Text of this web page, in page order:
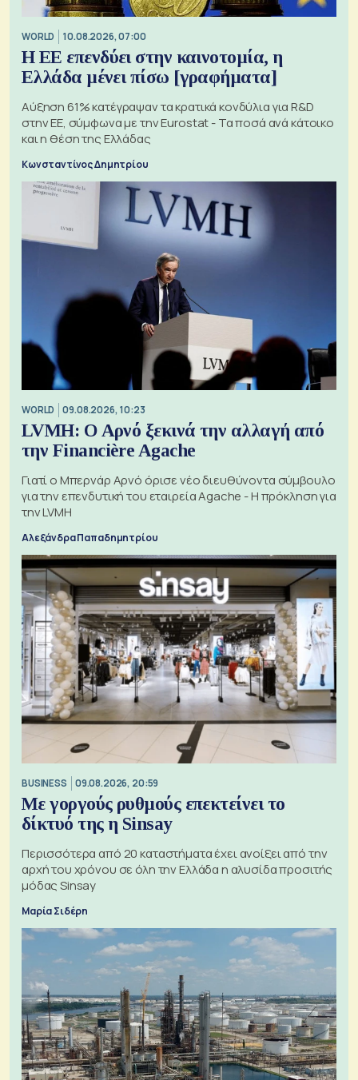
WORLD 10.08.2026, 07:00
Η ΕΕ επενδύει στην καινοτομία, η
Ελλάδα μένει πίσω [γραφήματα]
Αύξηση 61% κατέγραψαν τα κρατικά κονδύλια για R&D
στην ΕΕ, σύμφωνα με την Eurostat - Τα ποσά ανά κάτοικο
και η θέση της Ελλάδας
Κωνσταντίνος Δημητρίου
WORLD 09.08.2026, 10:23
LVMH: Ο Αρνό ξεκινά την αλλαγή από
την Financière Agache
Γιατί ο Μπερνάρ Αρνό όρισε νέο διευθύνοντα σύμβουλο
για την επενδυτική του εταιρεία Agache - Η πρόκληση για
την LVMH
Αλεξάνδρα Παπαδημητρίου
BUSINESS 09.08.2026, 20:59
Με γοργούς ρυθμούς επεκτείνει το
δίκτυό της η Sinsay
Περισσότερα από 20 καταστήματα έχει ανοίξει από την
αρχή του χρόνου σε όλη την Ελλάδα η αλυσίδα προσιτής
μόδας Sinsay
Μαρία Σιδέρη